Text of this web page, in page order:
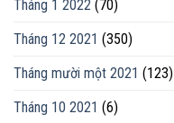
Tháng 1 2022 (70)
Tháng 12 2021 (350)
Tháng mười một 2021 (123)
Tháng 10 2021 (6)